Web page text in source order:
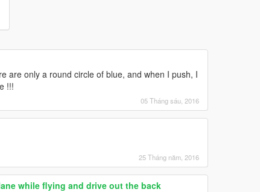
are only a round circle of blue, and when I push, I
!!!
05 Tháng sáu, 2016
25 Tháng năm, 2016
while flying and drive out the back